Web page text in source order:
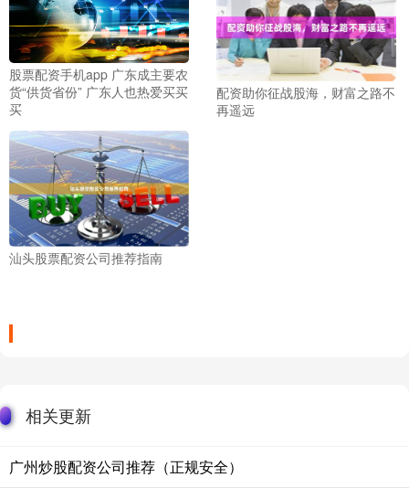
股票配资手机app 广东成主要农
货“供货省份” 广东人也热爱买买
买
配资助你征战股海，财富之路不
再遥远
汕头股票配资公司推荐指南
相关更新
广州炒股配资公司推荐（正规安全）